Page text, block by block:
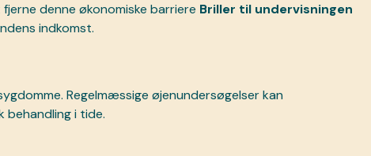
denne økonomiske barriere Briller til undervisningen
indkomst.
Regelmæssige øjenundersøgelser kan
behandling i tide.